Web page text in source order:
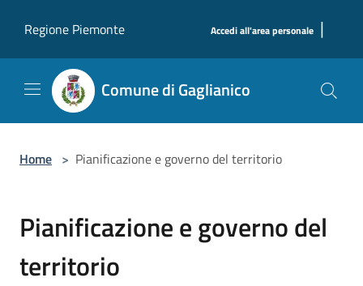
Regione Piemonte
Accedi all'area personale |
Comune di Gaglianico
Home > Pianificazione e governo del territorio
Pianificazione e governo del
territorio